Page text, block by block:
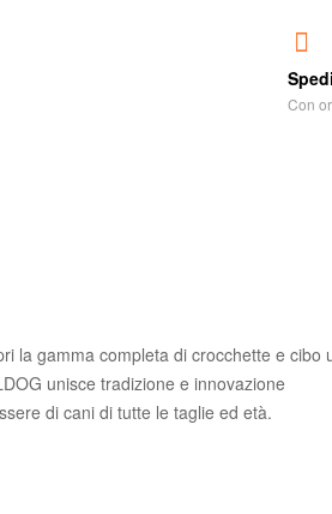
Con
la gamma completa di crocchette e cibo
unisce tradizione e innovazione
di cani di tutte le taglie ed età.